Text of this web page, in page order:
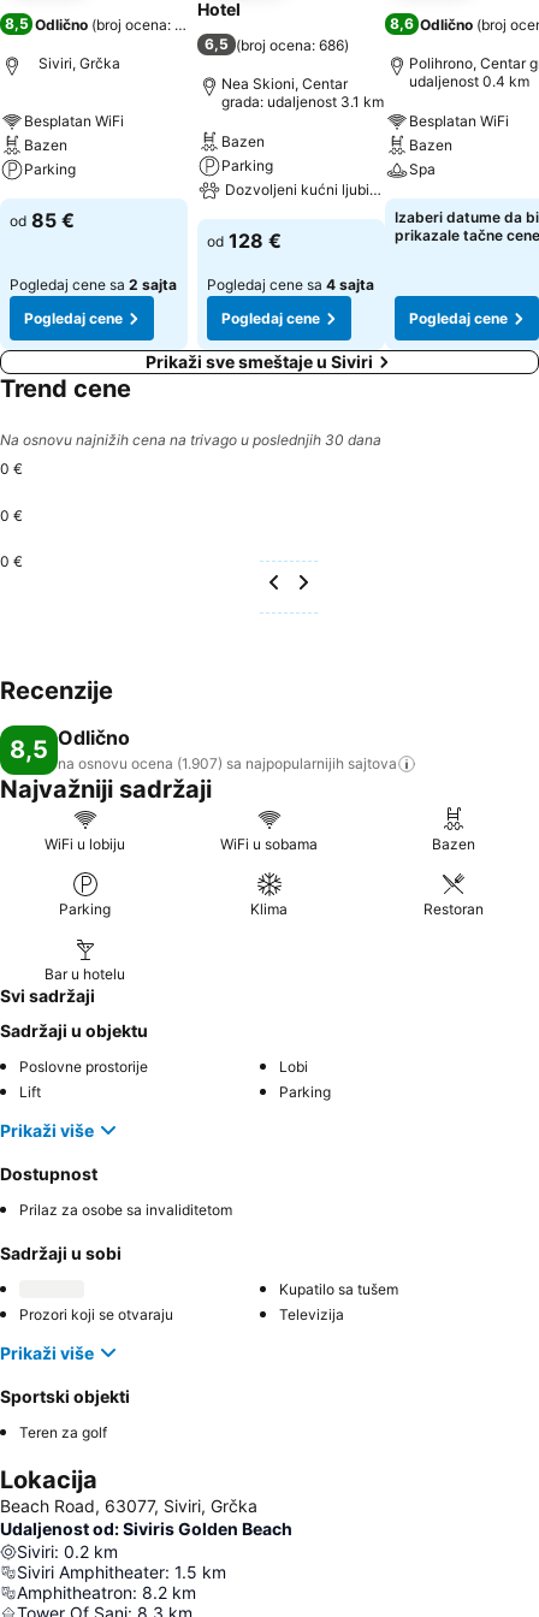
8,5 Odlično (broj ocena: 1.907
Siviri, Grčka
Besplatan WiFi
Bazen
Parking
od 85 €
Pogledaj cene sa 2 sajta
Pogledaj cene
Hotel
6,5 (broj ocena: 686)
Nea Skioni, Centar
grada: udaljenost 3.1 km
Bazen
Parking
Dozvoljeni kućni ljubimci
od 128 €
Pogledaj cene sa 4 sajta
Pogledaj cene
8,6 Odlično (broj
Polihrono, Centar
udaljenost 0.4 km
Besplatan WiFi
Bazen
Spa
Izaberi datume da
prikazale tačne cene
Pogledaj cene
Prikaži sve smeštaje u Siviri
Trend cene
Na osnovu najnižih cena na trivago u poslednjih 30 dana
0 €
0 €
0 €
Recenzije
8,5 Odlično
na osnovu ocena (1.907) sa najpopularnijih sajtova
Najvažniji sadržaji
WiFi u lobiju WiFi u sobama Bazen
Parking Klima Restoran
Bar u hotelu
Svi sadržaji
Sadržaji u objektu
Poslovne prostorije
Lobi
Lift
Parking
Prikaži više
Dostupnost
Prilaz za osobe sa invaliditetom
Sadržaji u sobi
Kupatilo sa tušem
Prozori koji se otvaraju
Televizija
Prikaži više
Sportski objekti
Teren za golf
Lokacija
Beach Road, 63077, Siviri, Grčka
Udaljenost od: Siviris Golden Beach
Siviri: 0.2 km
Siviri Amphitheater: 1.5 km
Amphitheatron: 8.2 km
Tower Of Sani: 8.3 km